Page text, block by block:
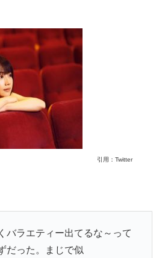
引用：Twitter
バラエティー出てるな～って
だった。まじで似